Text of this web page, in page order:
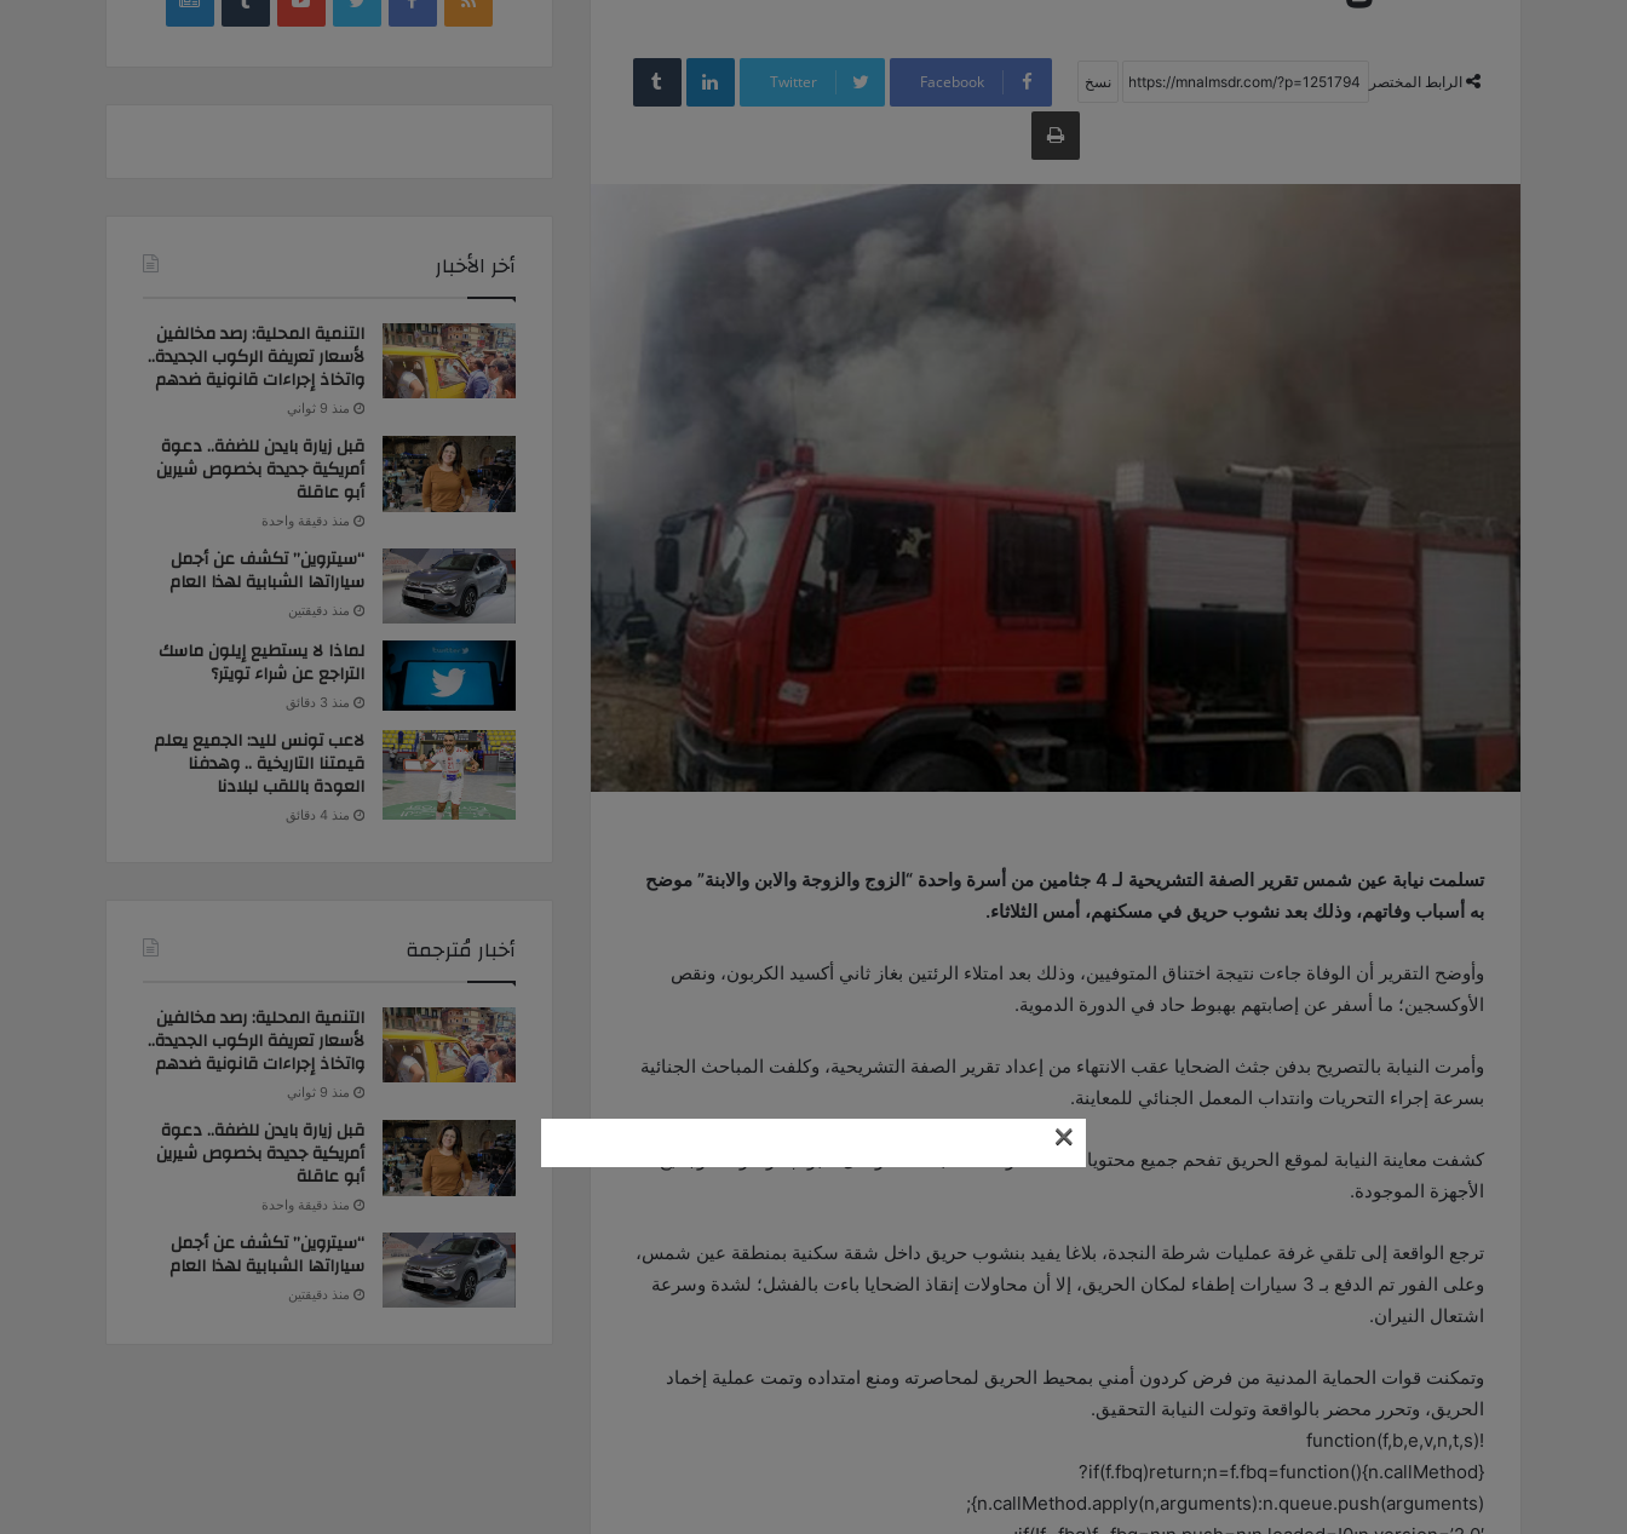
الرابط المختصر Facebook
Twitter
LinkedIn
‏Tumblr
طباعة
تسلمت نيابة عين شمس تقرير الصفة التشريحية لـ 4 جثامين من أسرة واحدة “الزوج والزوجة والابن والابنة” موضح
به أسباب وفاتهم، وذلك بعد نشوب حريق في مسكنهم، أمس الثلاثاء.
وأوضح التقرير أن الوفاة جاءت نتيجة اختناق المتوفيين، وذلك بعد امتلاء الرئتين بغاز ثاني أكسيد الكربون، ونقص
الأوكسجين؛ ما أسفر عن إصابتهم بهبوط حاد في الدورة الدموية.
وأمرت النيابة بالتصريح بدفن جثث الضحايا عقب الانتهاء من إعداد تقرير الصفة التشريحية، وكلفت المباحث الجنائية
بسرعة إجراء التحريات وانتداب المعمل الجنائي للمعاينة.
كشفت معاينة النيابة لموقع الحريق تفحم جميع محتويات الشقة وامتلاءها بالأدخنة وتآكل الأبواب، والنوافذ، وجميع
الأجهزة الموجودة.
ترجع الواقعة إلى تلقي غرفة عمليات شرطة النجدة، بلاغا يفيد بنشوب حريق داخل شقة سكنية بمنطقة عين شمس،
وعلى الفور تم الدفع بـ 3 سيارات إطفاء لمكان الحريق، إلا أن محاولات إنقاذ الضحايا باءت بالفشل؛ لشدة وسرعة
اشتعال النيران.
وتمكنت قوات الحماية المدنية من فرض كردون أمني بمحيط الحريق لمحاصرته ومنع امتداده وتمت عملية إخماد
الحريق، وتحرر محضر بالواقعة وتولت النيابة التحقيق.
!function(f,b,e,v,n,t,s)
{if(f.fbq)return;n=f.fbq=function(){n.callMethod?
n.callMethod.apply(n,arguments):n.queue.push(arguments)};
أخر الأخبار
التنمية المحلية: رصد مخالفين
لأسعار تعريفة الركوب الجديدة..
واتخاذ إجراءات قانونية ضدهم
منذ 9 ثواني
قبل زيارة بايدن للضفة.. دعوة
أمريكية جديدة بخصوص شيرين
أبو عاقلة
منذ دقيقة واحدة
“سيتروين” تكشف عن أجمل
سياراتها الشبابية لهذا العام
منذ دقيقتين
لماذا لا يستطيع إيلون ماسك
التراجع عن شراء تويتر؟
منذ 3 دقائق
لاعب تونس لليد: الجميع يعلم
قيمتنا التاريخية .. وهدفنا
العودة باللقب لبلادنا
منذ 4 دقائق
أخبار مُترجمة
التنمية المحلية: رصد مخالفين
لأسعار تعريفة الركوب الجديدة..
واتخاذ إجراءات قانونية ضدهم
منذ 9 ثواني
قبل زيارة بايدن للضفة.. دعوة
أمريكية جديدة بخصوص شيرين
أبو عاقلة
منذ دقيقة واحدة
“سيتروين” تكشف عن أجمل
سياراتها الشبابية لهذا العام
منذ دقيقتين
×